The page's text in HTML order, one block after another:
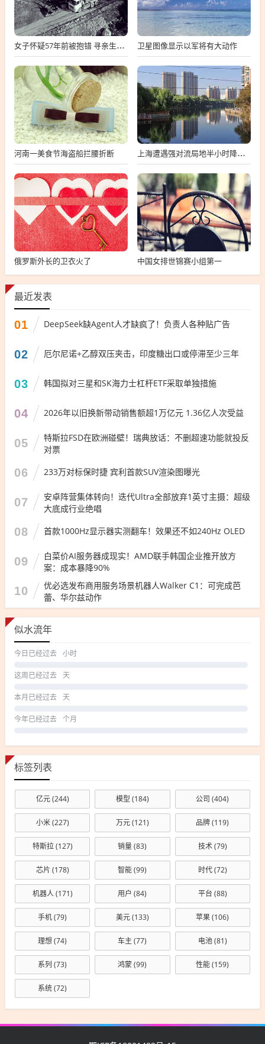
女子怀疑57年前被抱错 寻亲生父母 卫星图像显示以军将有大动作
河南一美食节海盗船拦腰折断 上海遭遇强对流局地半小时降温13℃
俄罗斯外长的卫衣火了 中国女排世锦赛小组第一
最近发表
01 DeepSeek缺Agent人才缺疯了！负责人各种贴广告
02 厄尔尼诺+乙醇双压夹击，印度糖出口或停滞至少三年
03 韩国拟对三星和SK海力士杠杆ETF采取单独措施
04 2026年以旧换新带动销售额超1万亿元 1.36亿人次受益
05
特斯拉FSD在欧洲碰壁！瑞典放话：不删超速功能就投反
对票
06 233万对标保时捷 宾利首款SUV渲染图曝光
07
安卓阵营集体转向！迭代Ultra全部放弃1英寸主摄：超级
大底成行业绝唱
08 首款1000Hz显示器实测翻车！效果还不如240Hz OLED
09
白菜价AI服务器成现实！AMD联手韩国企业推开放方
案：成本暴降90%
10
优必选发布商用服务场景机器人Walker C1：可完成芭
蕾、华尔兹动作
似水流年
今日已经过去 小时
这周已经过去 天
本月已经过去 天
今年已经过去 个月
标签列表
亿元(244) 模型 (184) 公司 (404)
小米(227) 万元(121) 品牌(119)
特斯拉(127) 销量(83) 技术(79)
芯片 (178) 智能(99) 时代(72)
机器人(171) 用户 (84) 平台 (88)
手机(79) 美元(133) 苹果(106)
理想(74) 车主 (77) 电池(81)
系列 (73) 鸿蒙(99) 性能(159)
系统(72)